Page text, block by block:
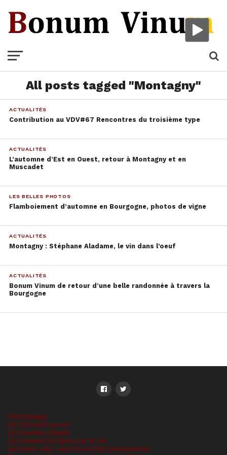
All posts tagged "Montagny"
ACTUALITÉS
Contribution au VDV#67 Rencontres du troisième type
ACTUALITÉS
L’automne d’Est en Ouest, retour à Montagny et en
Muscadet
LES BELLES PHOTOS
Flamboiement d’automne en Bourgogne, photos de vigne
ACTUALITÉS
Montagny : Stéphane Aladame, le vin dans l’oeuf
ACTUALITÉS
Bonum Vinum de retour d’une belle randonnée à travers la
Bourgogne
Homepage
Le bon web du vin
Les bonnes étapes
Les bonnes lectures sur le vin
Les bons vins, vins bio et vins biodynamie